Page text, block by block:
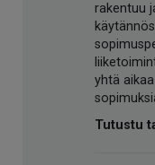
rakentuu
yhtä
Tutustu